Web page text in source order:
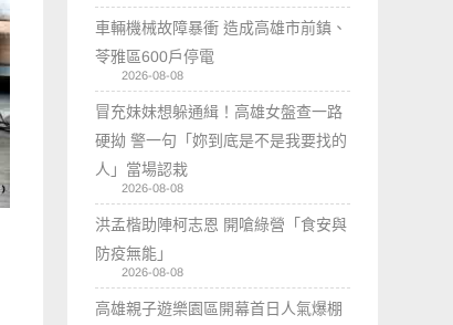
車輛機械故障暴衝 造成高雄市前鎮、
苓雅區600戶停電
2026-08-08
冒充妹妹想躲通緝！高雄女盤查一路
硬拗 警一句「妳到底是不是我要找的
人」當場認栽
2026-08-08
洪孟楷助陣柯志恩 開嗆綠營「食安與
防疫無能」
2026-08-08
高雄親子遊樂園區開幕首日人氣爆棚